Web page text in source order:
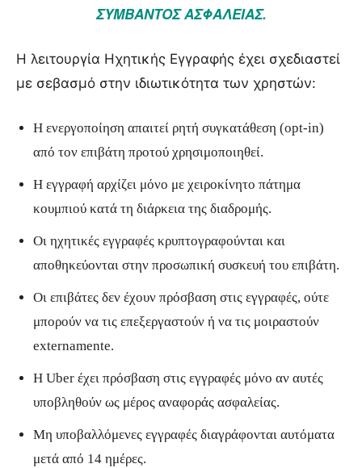
ΣΥΜΒΆΝΤΟΣ ΑΣΦΑΛΕΊΑΣ.
Η λειτουργία Ηχητικής Εγγραφής έχει σχεδιαστεί
με σεβασμό στην ιδιωτικότητα των χρηστών:
Η ενεργοποίηση απαιτεί ρητή συγκατάθεση (opt-in)
από τον επιβάτη προτού χρησιμοποιηθεί.
Η εγγραφή αρχίζει μόνο με χειροκίνητο πάτημα
κουμπιού κατά τη διάρκεια της διαδρομής.
Οι ηχητικές εγγραφές κρυπτογραφούνται και
αποθηκεύονται στην προσωπική συσκευή του επιβάτη.
Οι επιβάτες δεν έχουν πρόσβαση στις εγγραφές, ούτε
μπορούν να τις επεξεργαστούν ή να τις μοιραστούν
externamente.
Η Uber έχει πρόσβαση στις εγγραφές μόνο αν αυτές
υποβληθούν ως μέρος αναφοράς ασφαλείας.
Μη υποβαλλόμενες εγγραφές διαγράφονται αυτόματα
μετά από 14 ημέρες.